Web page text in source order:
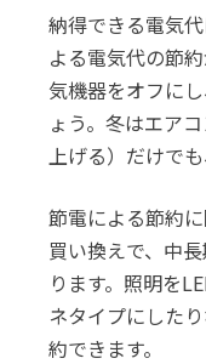
納得できる電気
よる電気代の節
気機器をオフに
ょう。冬はエア
上げる）だけでも
節電による節約
買い換えで、中
ります。照明を
ネタイプにした
約できます。